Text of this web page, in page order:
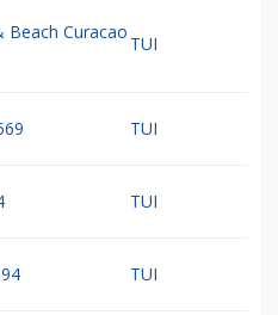
Beach Curacao
TUI
TUI
TUI
TUI